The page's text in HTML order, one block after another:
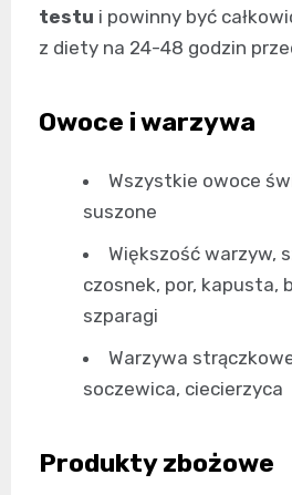
testu i powinny być
z diety na 24-48 godzin
Owoce i warzywa
Wszystkie owoce
suszone
Większość warzyw,
czosnek, por, kapusta,
szparagi
Warzywa
soczewica, ciecierzyca
Produkty zbożowe